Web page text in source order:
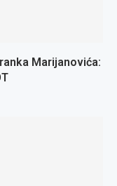
Marijanovića: